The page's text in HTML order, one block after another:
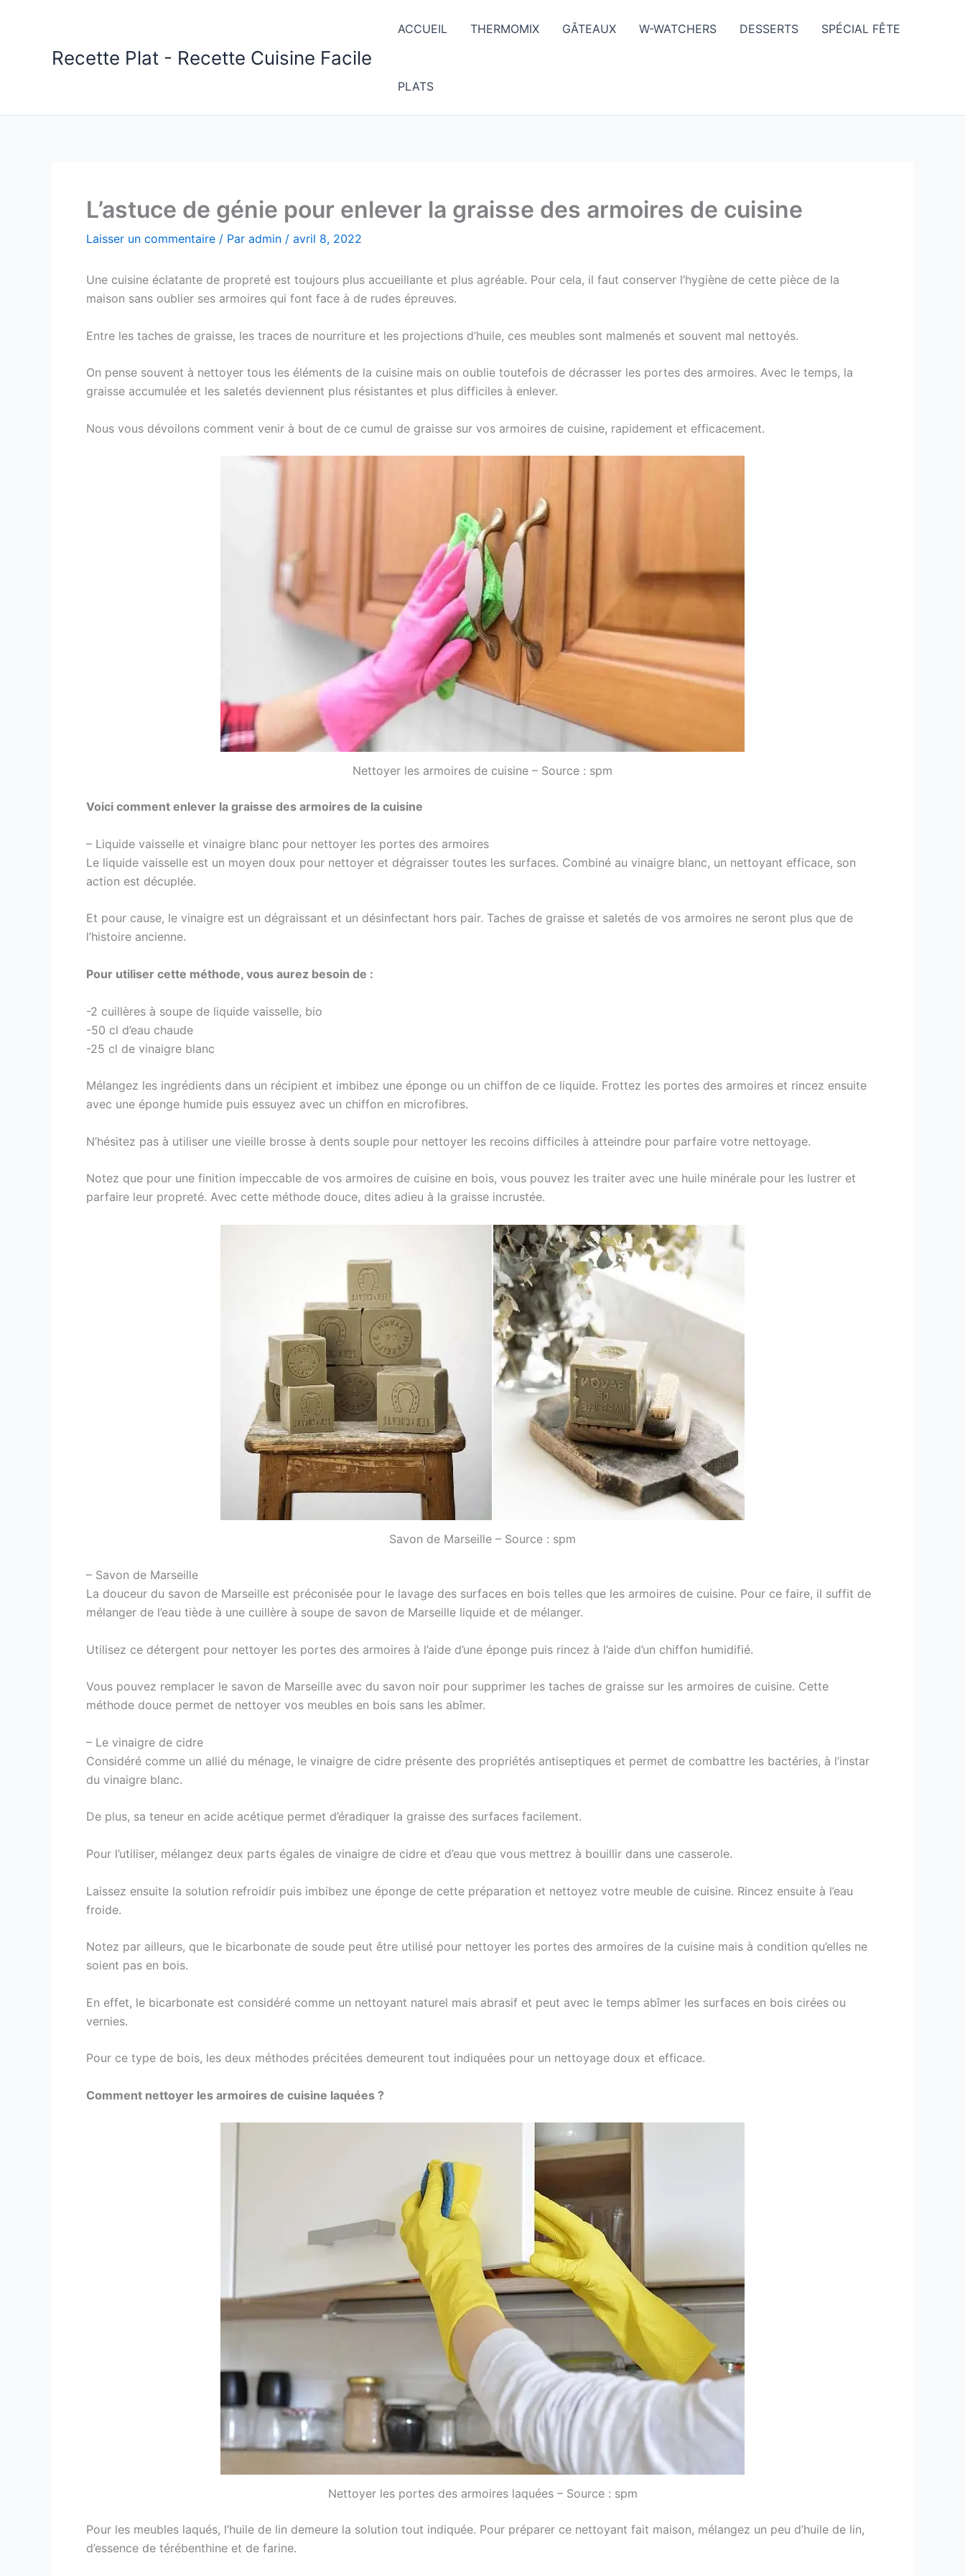
Recette Plat - Recette Cuisine Facile
ACCUEIL THERMOMIX GÂTEAUX W-WATCHERS DESSERTS SPÉCIAL FÊTE
PLATS
L’astuce de génie pour enlever la graisse des armoires de cuisine
Laisser un commentaire / Par admin / avril 8, 2022
Une cuisine éclatante de propreté est toujours plus accueillante et plus agréable. Pour cela, il faut conserver l’hygiène de cette pièce de la
maison sans oublier ses armoires qui font face à de rudes épreuves.
Entre les taches de graisse, les traces de nourriture et les projections d’huile, ces meubles sont malmenés et souvent mal nettoyés.
On pense souvent à nettoyer tous les éléments de la cuisine mais on oublie toutefois de décrasser les portes des armoires. Avec le temps, la
graisse accumulée et les saletés deviennent plus résistantes et plus difficiles à enlever.
Nous vous dévoilons comment venir à bout de ce cumul de graisse sur vos armoires de cuisine, rapidement et efficacement.
Nettoyer les armoires de cuisine – Source : spm
Voici comment enlever la graisse des armoires de la cuisine
– Liquide vaisselle et vinaigre blanc pour nettoyer les portes des armoires
Le liquide vaisselle est un moyen doux pour nettoyer et dégraisser toutes les surfaces. Combiné au vinaigre blanc, un nettoyant efficace, son
action est décuplée.
Et pour cause, le vinaigre est un dégraissant et un désinfectant hors pair. Taches de graisse et saletés de vos armoires ne seront plus que de
l’histoire ancienne.
Pour utiliser cette méthode, vous aurez besoin de :
-2 cuillères à soupe de liquide vaisselle, bio
-50 cl d’eau chaude
-25 cl de vinaigre blanc
Mélangez les ingrédients dans un récipient et imbibez une éponge ou un chiffon de ce liquide. Frottez les portes des armoires et rincez ensuite
avec une éponge humide puis essuyez avec un chiffon en microfibres.
N’hésitez pas à utiliser une vieille brosse à dents souple pour nettoyer les recoins difficiles à atteindre pour parfaire votre nettoyage.
Notez que pour une finition impeccable de vos armoires de cuisine en bois, vous pouvez les traiter avec une huile minérale pour les lustrer et
parfaire leur propreté. Avec cette méthode douce, dites adieu à la graisse incrustée.
Savon de Marseille – Source : spm
– Savon de Marseille
La douceur du savon de Marseille est préconisée pour le lavage des surfaces en bois telles que les armoires de cuisine. Pour ce faire, il suffit de
mélanger de l’eau tiède à une cuillère à soupe de savon de Marseille liquide et de mélanger.
Utilisez ce détergent pour nettoyer les portes des armoires à l’aide d’une éponge puis rincez à l’aide d’un chiffon humidifié.
Vous pouvez remplacer le savon de Marseille avec du savon noir pour supprimer les taches de graisse sur les armoires de cuisine. Cette
méthode douce permet de nettoyer vos meubles en bois sans les abîmer.
– Le vinaigre de cidre
Considéré comme un allié du ménage, le vinaigre de cidre présente des propriétés antiseptiques et permet de combattre les bactéries, à l’instar
du vinaigre blanc.
De plus, sa teneur en acide acétique permet d’éradiquer la graisse des surfaces facilement.
Pour l’utiliser, mélangez deux parts égales de vinaigre de cidre et d’eau que vous mettrez à bouillir dans une casserole.
Laissez ensuite la solution refroidir puis imbibez une éponge de cette préparation et nettoyez votre meuble de cuisine. Rincez ensuite à l’eau
froide.
Notez par ailleurs, que le bicarbonate de soude peut être utilisé pour nettoyer les portes des armoires de la cuisine mais à condition qu’elles ne
soient pas en bois.
En effet, le bicarbonate est considéré comme un nettoyant naturel mais abrasif et peut avec le temps abîmer les surfaces en bois cirées ou
vernies.
Pour ce type de bois, les deux méthodes précitées demeurent tout indiquées pour un nettoyage doux et efficace.
Comment nettoyer les armoires de cuisine laquées ?
Nettoyer les portes des armoires laquées – Source : spm
Pour les meubles laqués, l’huile de lin demeure la solution tout indiquée. Pour préparer ce nettoyant fait maison, mélangez un peu d’huile de lin,
d’essence de térébenthine et de farine.